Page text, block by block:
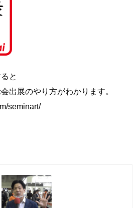
と
出展のやり方がわかります。
seminart/